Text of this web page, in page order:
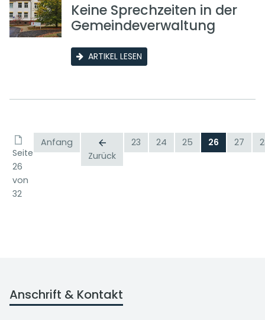
Keine Sprechzeiten in der
Gemeindeverwaltung
ARTIKEL LESEN
Seite
26
von
32
Anfang
Zurück
23 24 25 26 27
Anschrift & Kontakt